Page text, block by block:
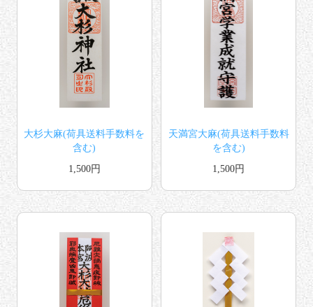
大杉大麻(荷具送料手数料を
含む)
1,500円
天満宮大麻(荷具送料手数料
を含む)
1,500円